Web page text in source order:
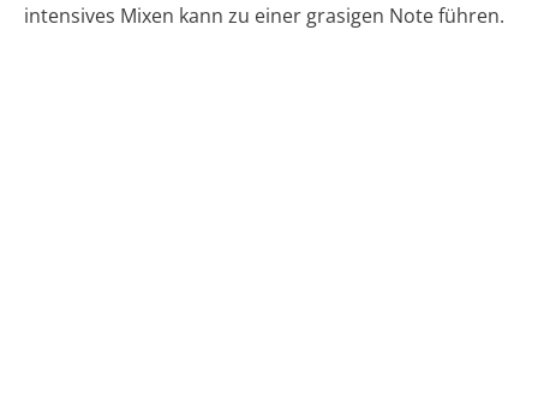
intensives Mixen kann zu einer grasigen Note führen.